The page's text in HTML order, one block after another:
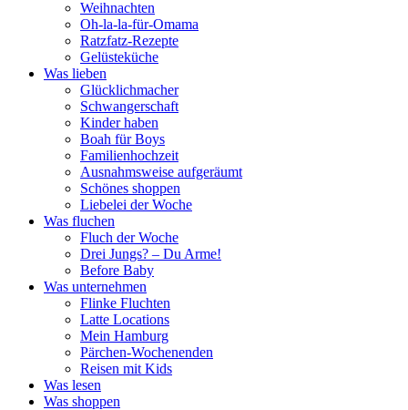
Weihnachten
Oh-la-la-für-Omama
Ratzfatz-Rezepte
Gelüsteküche
Was lieben
Glücklichmacher
Schwangerschaft
Kinder haben
Boah für Boys
Familienhochzeit
Ausnahmsweise aufgeräumt
Schönes shoppen
Liebelei der Woche
Was fluchen
Fluch der Woche
Drei Jungs? – Du Arme!
Before Baby
Was unternehmen
Flinke Fluchten
Latte Locations
Mein Hamburg
Pärchen-Wochenenden
Reisen mit Kids
Was lesen
Was shoppen